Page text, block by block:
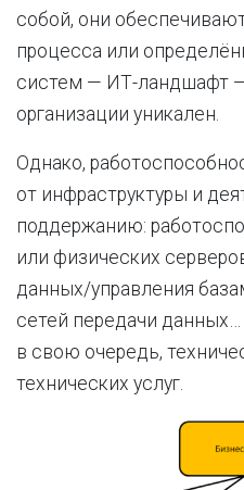
собой, они
процесса или
систем — ИТ-ландшафт
организации уникален.
Однако,
от инфраструктуры и
поддержанию:
или физических
данных/управления
сетей передачи данных…
в свою очередь,
технических услуг.